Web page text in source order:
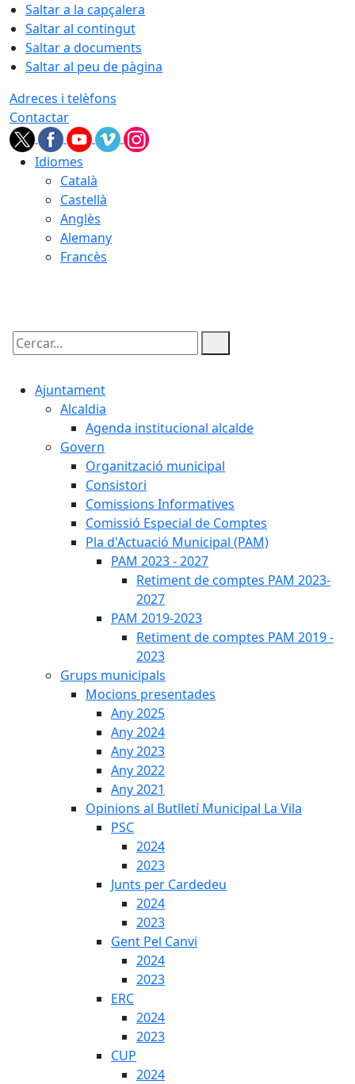
Saltar a la capçalera
Saltar al contingut
Saltar a documents
Saltar al peu de pàgina
Adreces i telèfons
Contactar
Idiomes
Català
Castellà
Anglès
Alemany
Francès
Cercar:
Ajuntament
Alcaldia
Agenda institucional alcalde
Govern
Organització municipal
Consistori
Comissions Informatives
Comissió Especial de Comptes
Pla d'Actuació Municipal (PAM)
PAM 2023 - 2027
Retiment de comptes PAM 2023-
2027
PAM 2019-2023
Retiment de comptes PAM 2019 -
2023
Grups municipals
Mocions presentades
Any 2025
Any 2024
Any 2023
Any 2022
Any 2021
Opinions al Butlletí Municipal La Vila
PSC
2024
2023
Junts per Cardedeu
2024
2023
Gent Pel Canvi
2024
2023
ERC
2024
2023
CUP
2024